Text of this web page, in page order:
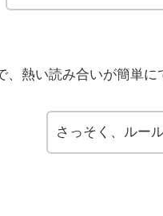
、熱い読み合いが簡単に
さっそく、ルー